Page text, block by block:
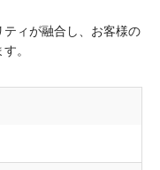
ィが融合し、お客様の
。